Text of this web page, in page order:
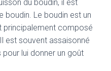
du boudin, il est
boudin. Le boudin est un
principalement composé
est souvent assaisonné
lui donner un goût